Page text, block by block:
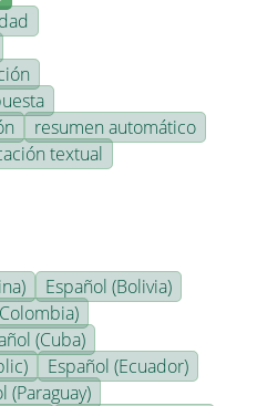
resumen automático
textual
Español (Bolivia)
(Cuba)
Español (Ecuador)
(Paraguay)